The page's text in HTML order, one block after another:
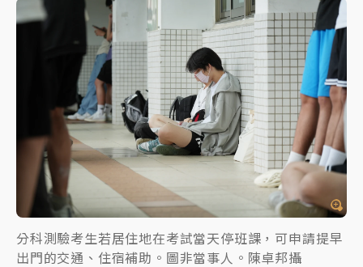
分科測驗考生若居住地在考試當天停班課，可申請提早
出門的交通、住宿補助。圖非當事人。陳卓邦攝